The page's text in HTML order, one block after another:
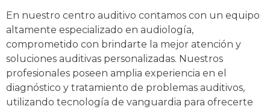
En nuestro centro auditivo contamos con un equipo
altamente especializado en audiología,
comprometido con brindarte la mejor atención y
soluciones auditivas personalizadas. Nuestros
profesionales poseen amplia experiencia en el
diagnóstico y tratamiento de problemas auditivos,
utilizando tecnología de vanguardia para ofrecerte